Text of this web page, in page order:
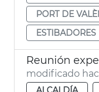
PORT DE
ESTIBADORES
Reunión
modificado